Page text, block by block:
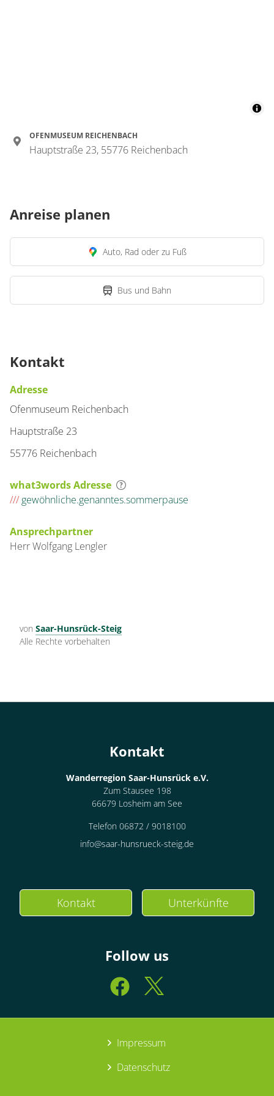
OFENMUSEUM REICHENBACH
Hauptstraße 23, 55776 Reichenbach
Anreise planen
Auto, Rad oder zu Fuß
Bus und Bahn
Kontakt
Adresse
Ofenmuseum Reichenbach
Hauptstraße 23
55776 Reichenbach
what3words Adresse
/// gewöhnliche.genanntes.sommerpause
Ansprechpartner
HerrWolfgang Lengler
von Saar-Hunsrück-Steig
Alle Rechte vorbehalten
Kontakt
Wanderregion Saar-Hunsrück e.V.
Zum Stausee 198
66679 Losheim am See
Telefon 06872 / 9018100
info@saar-hunsrueck-steig.de
Kontakt Unterkünfte
Follow us
Impressum
Datenschutz